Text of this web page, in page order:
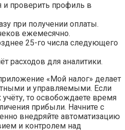
и проверить профиль в
при получении оплаты.
ежемесячно.
25-го числа следующего
расходов для аналитики.
«Мой налог» делает
и управляемыми. Если
то освобождаете время
прибыли. Начните с
внедряйте автоматизацию
и контролем над